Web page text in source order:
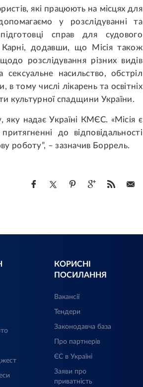
які працюють на місцях для
у розслідуванні та
справ для судового
Карні, додавши, що Місія також
розслідування різних видів
насильство, обстріл
в тому числі лікарень та освітніх
культурної спадщини України.
надає Україні КМЄС. «Місія є
до відповідальності
роботу”, – зазначив Боррель.
КОРИСНІ
ПОСИЛАННЯ
Вакансії
Тендери
Законодавча база
Про партнерів
ЄС в Україні
Заяви про
приватність